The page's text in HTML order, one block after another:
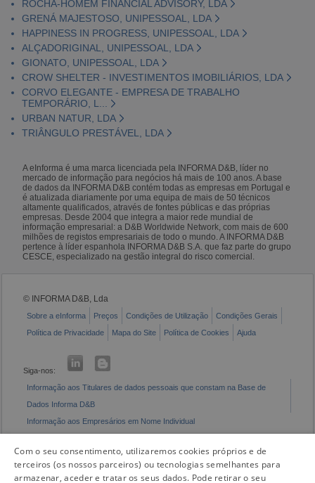
ROCHA-HOMEM FINANCIAL ADVISORY, LDA
GRENÁ MAJESTOSO, UNIPESSOAL, LDA
HAPPINESS IN PROGRESS, UNIPESSOAL, LDA
ALÇADORIGINAL, UNIPESSOAL, LDA
GIONATO, UNIPESSOAL, LDA
CROW SHELTER - INVESTIMENTOS IMOBILIÁRIOS, LDA
CORVO ELEGANTE - EMPRESA DE TRABALHO
TEMPORÁRIO, L...
URBAN NATUR, LDA
TRIÂNGULO PRESTÁVEL, LDA
A eInforma é uma marca licenciada pela INFORMA D&B, líder no
mercado de informação para negócios há mais de 100 anos. A base
de dados da INFORMA D&B contém todas as empresas em Portugal e
é atualizada diariamente por uma equipa de mais de 50 técnicos
altamente qualificados, através de fontes públicas e das próprias
empresas. Desde 2004 que integra a maior rede mundial de
informação empresarial: a D&B Worldwide Network, com mais de 600
milhões de registos empresariais de todo o mundo. A INFORMA D&B
pertence à líder espanhola INFORMA D&B S.A. que faz parte do grupo
CESCE, especializado na gestão integral do risco comercial.
© INFORMA D&B, Lda
Sobre a eInforma Preços Condições de Utilização
Condições Gerais
Política de Privacidade
Mapa do Site Política de Cookies Ajuda
Siga-nos:
Informação aos Titulares de dados pessoais que constam na Base de
Dados Informa D&B
Informação aos Empresários em Nome Individual
Com o seu consentimento, utilizaremos cookies próprios e de
terceiros (os nossos parceiros) ou tecnologias semelhantes para
armazenar, aceder e tratar os seus dados. Pode retirar o seu